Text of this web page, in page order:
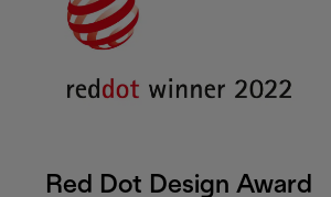
Red Dot Design Award